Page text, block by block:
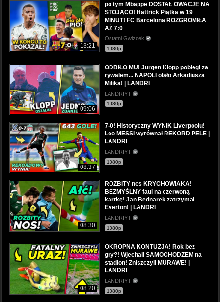
13:21
po tym Mbappe DOSTAŁ OWACJE NA
STOJĄCO! Hattrick Piątka w 19
MINUT! FC Barcelona ROZGROMIŁA
AŻ 7:0
Ostatni Gwizdek
1080p
09:06
ODBIŁO MU! Jurgen Klopp pobiegł za
rywalem... NAPOLI olało Arkadiusza
Milika! | LANDRI
LANDRIYT
1080p
08:37
7-0! Historyczny WYNIK Liverpoolu!
Leo MESSI wyrównał REKORD PELE |
LANDRI
LANDRIYT
1080p
08:30
ROZBITY nos KRYCHOWIAKA!
BEZMYŚLNY faul na czerwoną
kartkę! Jan Bednarek zatrzymał
Everton! | LANDRI
LANDRIYT
1080p
08:20
OKROPNA KONTUZJA! Rok bez
gry?! Wjechali SAMOCHODZEM na
stadion! Zniszczyli MURAWE! |
LANDRI
LANDRIYT
1080p